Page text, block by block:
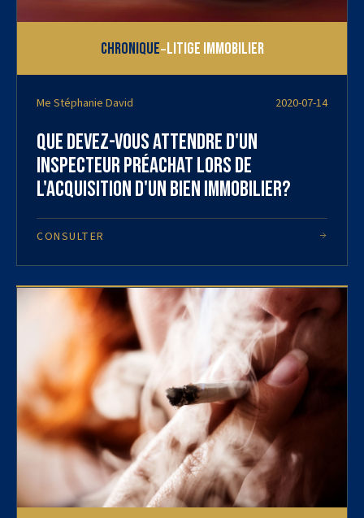
Chronique-Litige immobilier
Me Stéphanie David 2020-07-14
Que devez-vous attendre d'un
inspecteur préachat lors de
l'acquisition d'un bien immobilier?
CONSULTER